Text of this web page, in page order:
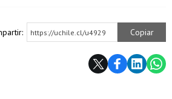
https://uchile.cl/u4929 Copiar